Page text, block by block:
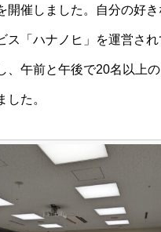
開催しました。自分の好
ス「ハナノヒ」を運営さ
、午前と午後で20名以上
した。